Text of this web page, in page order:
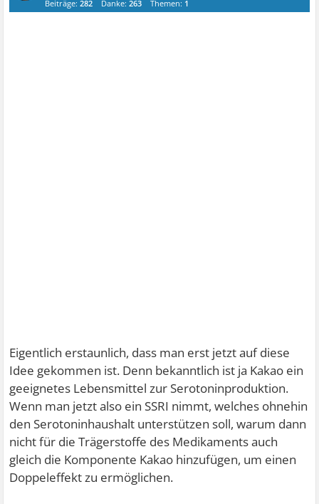
Beiträge:282 Danke:263 Themen: 1
Eigentlich erstaunlich, dass man erst jetzt auf diese
Idee gekommen ist. Denn bekanntlich ist ja Kakao ein
geeignetes Lebensmittel zur Serotoninproduktion.
Wenn man jetzt also ein SSRI nimmt, welches ohnehin
den Serotoninhaushalt unterstützen soll, warum dann
nicht für die Trägerstoffe des Medikaments auch
gleich die Komponente Kakao hinzufügen, um einen
Doppeleffekt zu ermöglichen.